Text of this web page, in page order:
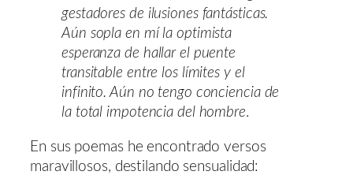
gestadores de ilusiones fantásticas.
Aún sopla en mí la optimista
esperanza de hallar el puente
transitable entre los límites y el
infinito. Aún no tengo conciencia de
la total impotencia del hombre.
En sus poemas he encontrado versos
maravillosos, destilando sensualidad: